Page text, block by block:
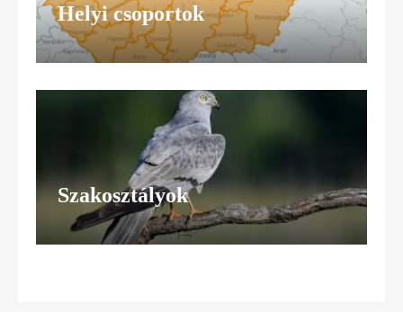
Helyi csoportok
Szakosztályok